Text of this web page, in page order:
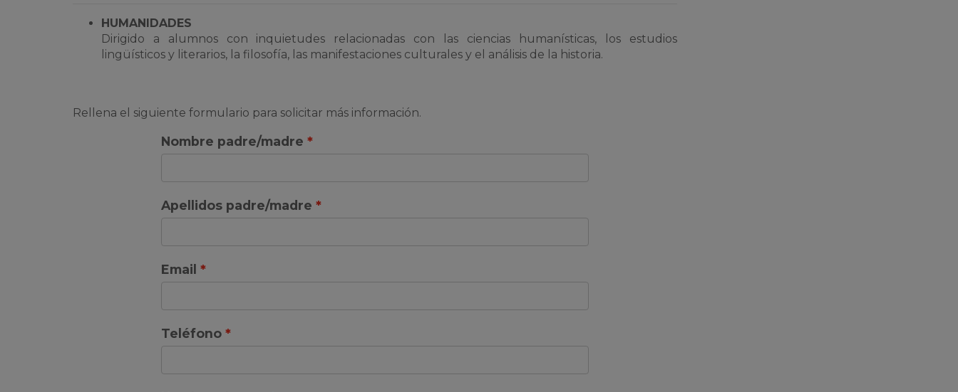
HUMANIDADES
Dirigido a alumnos con inquietudes relacionadas con las ciencias humanísticas, los estudios
lingüísticos y literarios, la filosofía, las manifestaciones culturales y el análisis de la historia.
Rellena el siguiente formulario para solicitar más información.
Nombre padre/madre
Apellidos padre/madre
Email
Teléfono